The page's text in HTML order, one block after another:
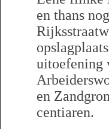
en thans
uitoefening
en
centiaren.